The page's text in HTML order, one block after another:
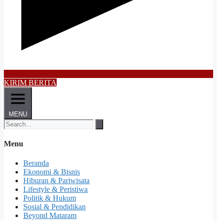
KIRIM BERITA
MENU
Menu
Beranda
Ekonomi & Bisnis
Hiburan & Pariwisata
Lifestyle & Peristiwa
Politik & Hukum
Sosial & Pendidikan
Beyond Mataram